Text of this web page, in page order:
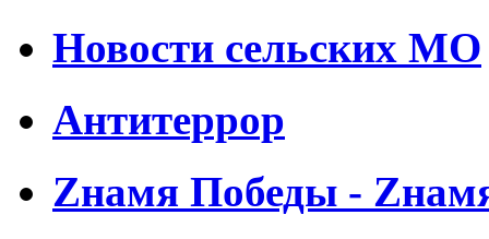
Новости сельских МО
Антитеррор
Zнамя Победы -